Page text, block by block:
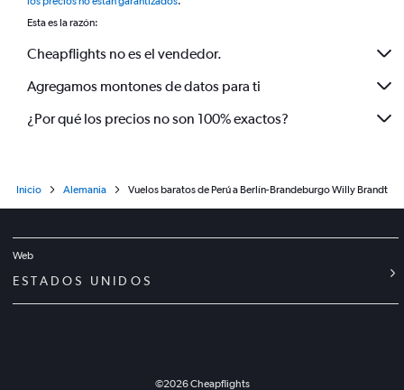
Esta es la razón:
Cheapflights no es el vendedor.
Agregamos montones de datos para ti
¿Por qué los precios no son 100% exactos?
Inicio Alemania Vuelos baratos de Perú a Berlín-Brandeburgo Willy Brandt
Web
ESTADOS UNIDOS
©2026Cheapflights